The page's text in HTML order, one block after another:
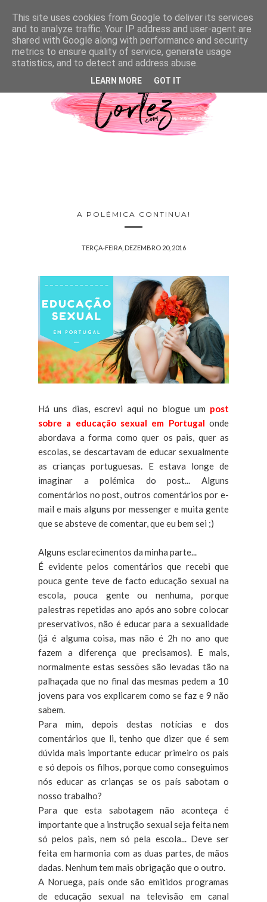
A POLÉMICA CONTINUA!
TERÇA-FEIRA, DEZEMBRO 20, 2016
Há uns dias, escrevi aqui no blogue um post
sobre a educação sexual em Portugal onde
abordava a forma como quer os pais, quer as
escolas, se descartavam de educar sexualmente
as crianças portuguesas. E estava longe de
imaginar a polémica do post... Alguns
comentários no post, outros comentários por e-
mail e mais alguns por messenger e muita gente
que se absteve de comentar, que eu bem sei ;)
Alguns esclarecimentos da minha parte...
É evidente pelos comentários que recebi que
pouca gente teve de facto educação sexual na
escola, pouca gente ou nenhuma, porque
palestras repetidas ano após ano sobre colocar
preservativos, não é educar para a sexualidade
(já é alguma coisa, mas não é 2h no ano que
fazem a diferença que precisamos). E mais,
normalmente estas sessões são levadas tão na
palhaçada que no final das mesmas pedem a 10
jovens para vos explicarem como se faz e 9 não
sabem.
Para mim, depois destas notícias e dos
comentários que li, tenho que dizer que é sem
dúvida mais importante educar primeiro os pais
e só depois os filhos, porque como conseguimos
nós educar as crianças se os país sabotam o
nosso trabalho?
Para que esta sabotagem não aconteça é
importante que a instrução sexual seja feita nem
só pelos pais, nem só pela escola... Deve ser
feita em harmonia com as duas partes, de mãos
dadas. Nenhum tem mais obrigação que o outro.
A Noruega, país onde são emitidos programas
de educação sexual na televisão em canal
This site uses cookies from Google to deliver its services
and to analyze traffic. Your IP address and user-agent are
shared with Google along with performance and security
metrics to ensure quality of service, generate usage
statistics, and to detect and address abuse.
LEARN MORE GOT IT